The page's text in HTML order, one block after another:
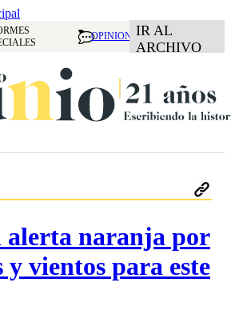
OPINION IR AL
ARCHIVO
alerta naranja por
vientos para este